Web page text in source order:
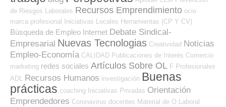
de Riesgos Laborales Recursos Emprendimiento ocio
marca profesional
Iniciativas Locales Herramientas (CP Y CV)
Búsqueda de Empleo Internet Debate Sindical-
Empresarial Nuevas Tecnologias Creatividad Noticias
Empleo-Economía CALIDAD Publicaciones de Interés Comercio
marketing redes sociales Artículos Sobre OL F Profesionales
ADL Recursos Humanos investigación Buenas
prácticas coaching Iniciativas Privadas Orientación
Emprendedores Coronavirus docentes Material de O.Laboral